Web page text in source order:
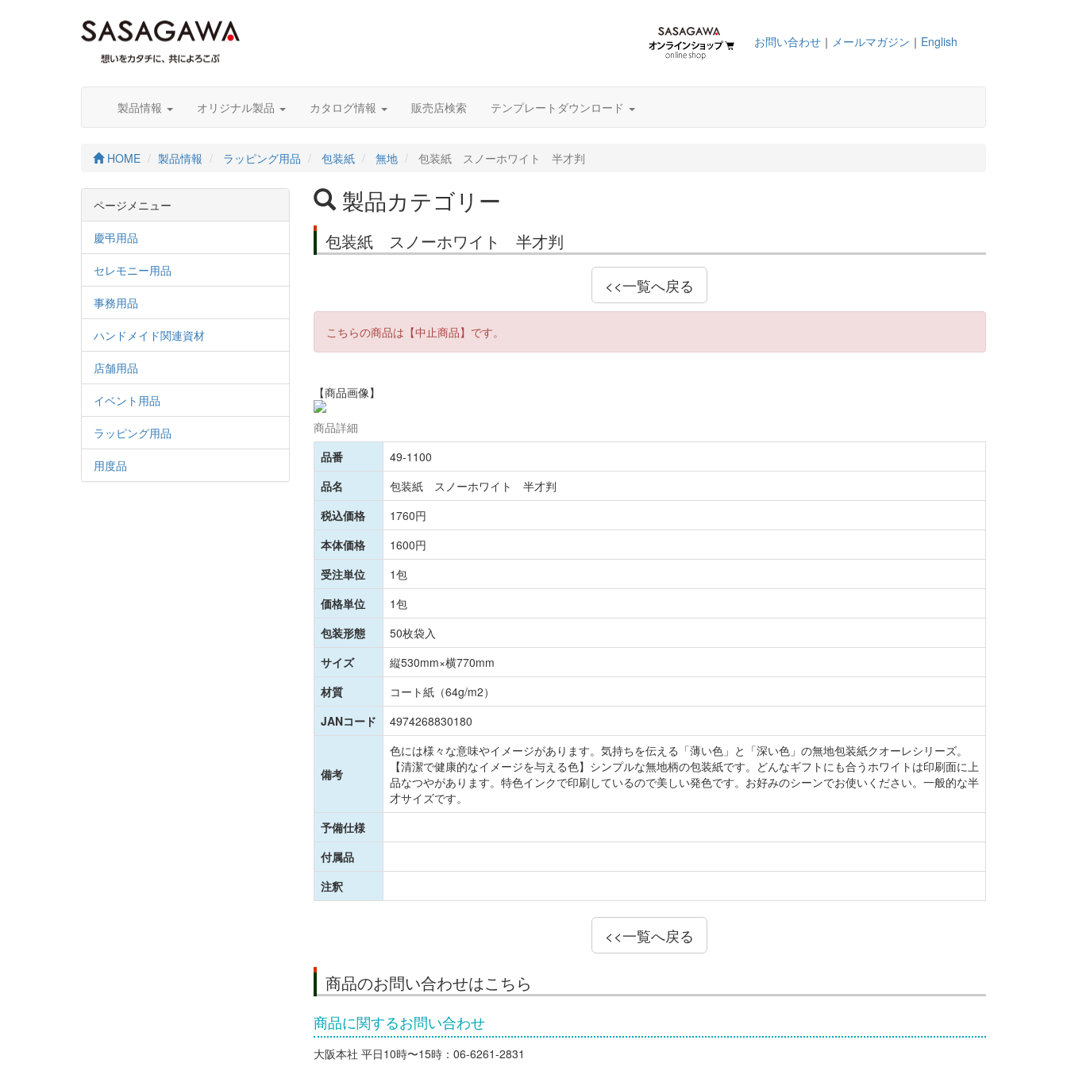
お問い合わせ｜ メールマガジン ｜ English
製品情報 オリジナル製品 カタログ情報 販売店検索 テンプレートダウンロード
HOME 製品情報 ラッピング用品 包装紙 無地 包装紙 スノーホワイト 半才判
ページメニュー
慶弔用品
セレモニー用品
事務用品
ハンドメイド関連資材
店舗用品
イベント用品
ラッピング用品
用度品
製品カテゴリー
包装紙 スノーホワイト 半才判
<<一覧へ戻る
こちらの商品は【中止商品】です。
【商品画像】
商品詳細
品番
49-1100
品名
包装紙 スノーホワイト 半才判
税込価格
1760円
本体価格
1600円
受注単位
1包
価格単位
1包
包装形態
50枚袋入
サイズ
縦530mm×横770mm
材質
コート紙（64g/m2）
JANコード
4974268830180
備考
色には様々な意味やイメージがあります。気持ちを伝える「薄い色」と「深い色」の無地包装紙クオーレシリーズ。
【清潔で健康的なイメージを与える色】シンプルな無地柄の包装紙です。どんなギフトにも合うホワイトは印刷面に上
品なつやがあります。特色インクで印刷しているので美しい発色です。お好みのシーンでお使いください。一般的な半
才サイズです。
予備仕様
付属品
注釈
<<一覧へ戻る
商品のお問い合わせはこちら
商品に関するお問い合わせ
大阪本社 平日10時〜15時：06-6261-2831